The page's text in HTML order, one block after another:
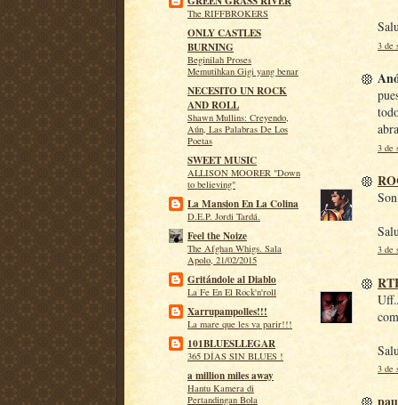
The RIFFBROKERS
ONLY CASTLES
BURNING
Beginilah Proses
Memutihkan Gigi yang benar
NECESITO UN ROCK
AND ROLL
Shawn Mullins: Creyendo,
Aún, Las Palabras De Los
Poetas
SWEET MUSIC
ALLISON MOORER "Down
to believing"
La Mansion En La Colina
D.E.P. Jordi Tardá.
Feel the Noize
The Afghan Whigs. Sala
Apolo, 21/02/2015
Gritándole al Diablo
La Fe En El Rock'n'roll
Xarrupampolles!!!
La mare que les va parir!!!
101BLUESLLEGAR
365 DÍAS SIN BLUES !
a million miles away
Hantu Kamera di
Pertandingan Bola
3 de
3 de
3 de
3 de